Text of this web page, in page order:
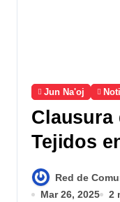
Jun Na'oj
Clausura
Tejidos
Utatlán:
Red de
Mar 26, 2025
2